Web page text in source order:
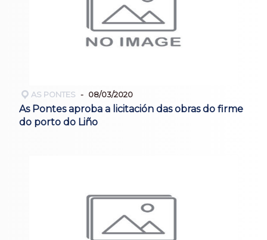
AS PONTES 08/03/2020
As Pontes aproba a licitación das obras do firme
do porto do Liño